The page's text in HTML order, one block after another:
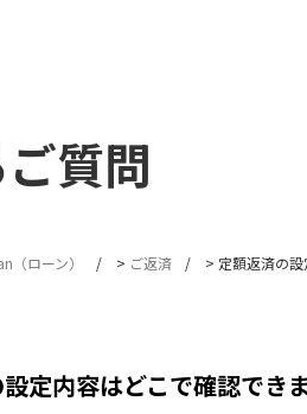
質問
（ローン） > ご返済 > 定額返済の
定内容はどこで確認でき